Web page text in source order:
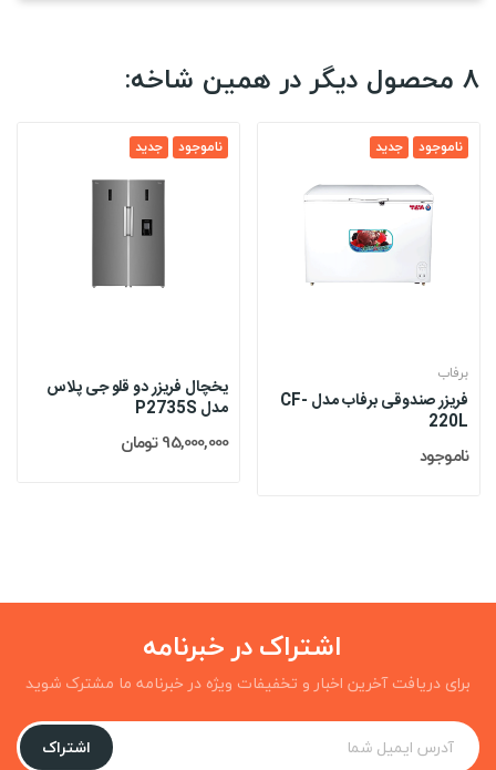
8 محصول دیگر در همین شاخه:
جدید ناموجود
یخچال فریزر دو قلو جی پلاس
مدل P2735S
95,000,000 تومان
جدید ناموجود
برفاب
فریزر صندوقی برفاب مدل CF-
220L
ناموجود
اشتراک در خبرنامه
برای دریافت آخرین اخبار و تخفیفات ویژه در خبرنامه ما مشترک شوید
اشتراک